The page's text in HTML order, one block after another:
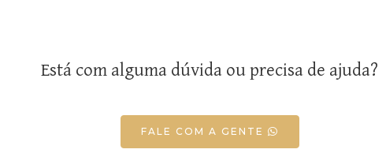
Está com alguma dúvida ou precisa de ajuda?
FALE COM A GENTE